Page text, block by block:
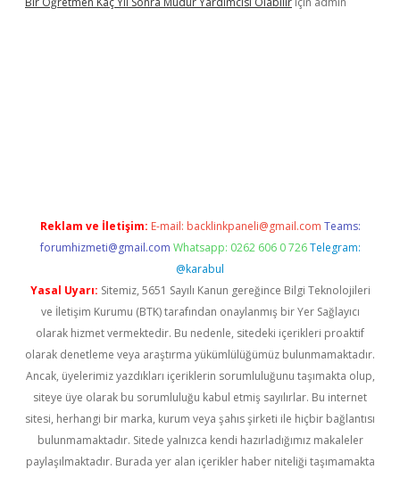
Reklam ve İletişim: E-mail: backlinkpaneli@gmail.com Teams:
forumhizmeti@gmail.com Whatsapp: 0262 606 0 726 Telegram:
@karabul
Yasal Uyarı: Sitemiz, 5651 Sayılı Kanun gereğince Bilgi Teknolojileri
ve İletişim Kurumu (BTK) tarafından onaylanmış bir Yer Sağlayıcı
olarak hizmet vermektedir. Bu nedenle, sitedeki içerikleri proaktif
olarak denetleme veya araştırma yükümlülüğümüz bulunmamaktadır.
Ancak, üyelerimiz yazdıkları içeriklerin sorumluluğunu taşımakta olup,
siteye üye olarak bu sorumluluğu kabul etmiş sayılırlar. Bu internet
sitesi, herhangi bir marka, kurum veya şahıs şirketi ile hiçbir bağlantısı
bulunmamaktadır. Sitede yalnızca kendi hazırladığımız makaleler
paylaşılmaktadır. Burada yer alan içerikler haber niteliği taşımamakta